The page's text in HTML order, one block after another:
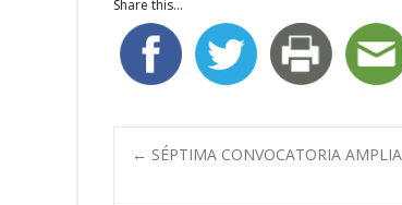
Share this...
← SÉPTIMA CONVOCATORIA